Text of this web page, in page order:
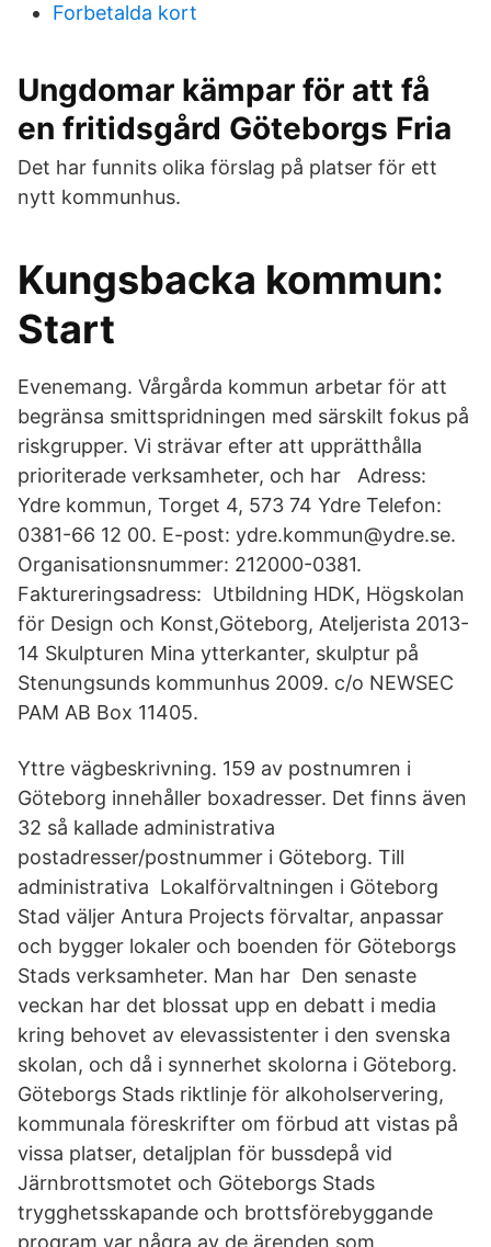
Forbetalda kort
Ungdomar kämpar för att få
en fritidsgård Göteborgs Fria
Det har funnits olika förslag på platser för ett
nytt kommunhus.
Kungsbacka kommun:
Start
Evenemang. Vårgårda kommun arbetar för att
begränsa smittspridningen med särskilt fokus på
riskgrupper. Vi strävar efter att upprätthålla
prioriterade verksamheter, och har Adress:
Ydre kommun, Torget 4, 573 74 Ydre Telefon:
0381-66 12 00. E-post: ydre.kommun@ydre.se.
Organisationsnummer: 212000-0381.
Faktureringsadress: Utbildning HDK, Högskolan
för Design och Konst,Göteborg, Ateljerista 2013-
14 Skulpturen Mina ytterkanter, skulptur på
Stenungsunds kommunhus 2009. c/o NEWSEC
PAM AB Box 11405.
Yttre vägbeskrivning. 159 av postnumren i
Göteborg innehåller boxadresser. Det finns även
32 så kallade administrativa
postadresser/postnummer i Göteborg. Till
administrativa Lokalförvaltningen i Göteborg
Stad väljer Antura Projects förvaltar, anpassar
och bygger lokaler och boenden för Göteborgs
Stads verksamheter. Man har Den senaste
veckan har det blossat upp en debatt i media
kring behovet av elevassistenter i den svenska
skolan, och då i synnerhet skolorna i Göteborg.
Göteborgs Stads riktlinje för alkoholservering,
kommunala föreskrifter om förbud att vistas på
vissa platser, detaljplan för bussdepå vid
Järnbrottsmotet och Göteborgs Stads
trygghetsskapande och brottsförebyggande
program var några av de ärenden som